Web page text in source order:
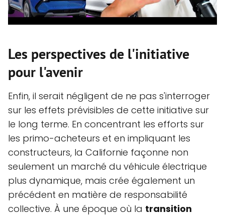
Les perspectives de l'initiative
pour l'avenir
Enfin, il serait négligent de ne pas s'interroger
sur les effets prévisibles de cette initiative sur
le long terme. En concentrant les efforts sur
les primo-acheteurs et en impliquant les
constructeurs, la Californie façonne non
seulement un marché du véhicule électrique
plus dynamique, mais crée également un
précédent en matière de responsabilité
collective. À une époque où la transition